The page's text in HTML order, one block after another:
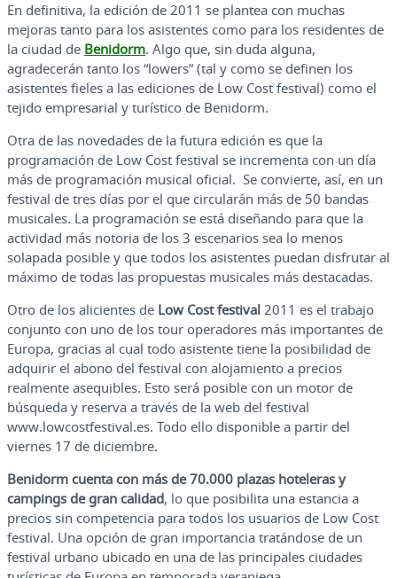
En definitiva, la edición de 2011 se plantea con muchas
mejoras tanto para los asistentes como para los residentes de
la ciudad de Benidorm. Algo que, sin duda alguna,
agradecerán tanto los “lowers” (tal y como se definen los
asistentes fieles a las ediciones de Low Cost festival) como el
tejido empresarial y turístico de Benidorm.
Otra de las novedades de la futura edición es que la
programación de Low Cost festival se incrementa con un día
más de programación musical oficial. Se convierte, así, en un
festival de tres días por el que circularán más de 50 bandas
musicales. La programación se está diseñando para que la
actividad más notoria de los 3 escenarios sea lo menos
solapada posible y que todos los asistentes puedan disfrutar al
máximo de todas las propuestas musicales más destacadas.
Otro de los alicientes de Low Cost festival 2011 es el trabajo
conjunto con uno de los tour operadores más importantes de
Europa, gracias al cual todo asistente tiene la posibilidad de
adquirir el abono del festival con alojamiento a precios
realmente asequibles. Esto será posible con un motor de
búsqueda y reserva a través de la web del festival
www.lowcostfestival.es. Todo ello disponible a partir del
viernes 17 de diciembre.
Benidorm cuenta con más de 70.000 plazas hoteleras y
campings de gran calidad, lo que posibilita una estancia a
precios sin competencia para todos los usuarios de Low Cost
festival. Una opción de gran importancia tratándose de un
festival urbano ubicado en una de las principales ciudades